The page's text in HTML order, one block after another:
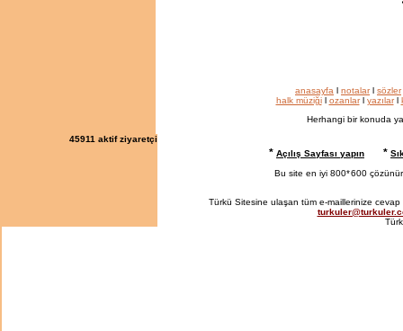
anasayfa l notalarl sözler
halk müziğil ozanlarl yazılarl
Herhangi bir konuda
45911 aktif ziyaretçi
* Açılış Sayfası yapın *
Bu site en iyi 800*600
Türkü Sitesine ulaşan tüm e-maillerinize cevap